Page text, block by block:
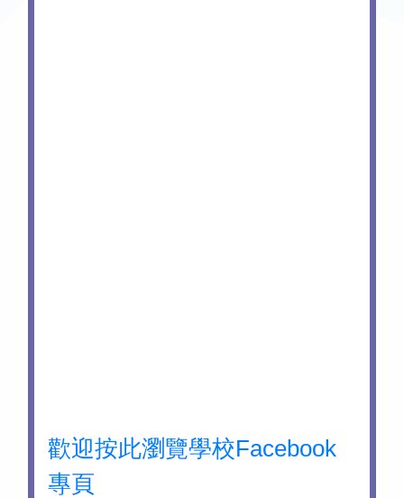
歡迎按此瀏覽學校Facebook
專頁